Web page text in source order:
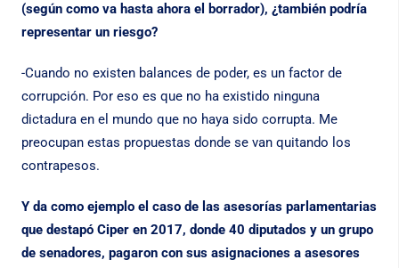
(según como va hasta ahora el borrador), ¿también podría
representar un riesgo?
-Cuando no existen balances de poder, es un factor de
corrupción. Por eso es que no ha existido ninguna
dictadura en el mundo que no haya sido corrupta. Me
preocupan estas propuestas donde se van quitando los
contrapesos.
Y da como ejemplo el caso de las asesorías parlamentarias
que destapó Ciper en 2017, donde 40 diputados y un grupo
de senadores, pagaron con sus asignaciones a asesores